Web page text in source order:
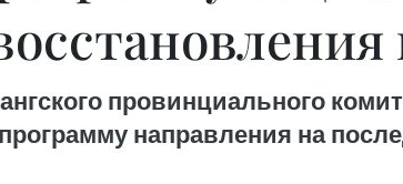
провинциального
направления на